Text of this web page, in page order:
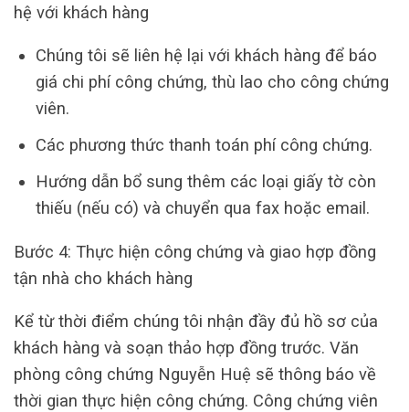
hệ với khách hàng
Chúng tôi sẽ liên hệ lại với khách hàng để báo
giá chi phí công chứng, thù lao cho công chứng
viên.
Các phương thức thanh toán phí công chứng.
Hướng dẫn bổ sung thêm các loại giấy tờ còn
thiếu (nếu có) và chuyển qua fax hoặc email.
Bước 4: Thực hiện công chứng và giao hợp đồng
tận nhà cho khách hàng
Kể từ thời điểm chúng tôi nhận đầy đủ hồ sơ của
khách hàng và soạn thảo hợp đồng trước. Văn
phòng công chứng Nguyễn Huệ sẽ thông báo về
thời gian thực hiện công chứng. Công chứng viên